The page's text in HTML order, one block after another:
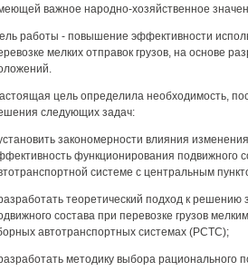
важное народно-хозяйственное
работы - повышение эффективности
мелких отправок грузов, на основе
цель определила необходимость,
следующих задач:
закономерности влияния
функционирования подвижного
системе с центральным
теоретический подход к решению
состава при перевозке грузов
автотранспортных системах (РСТС);
методику выбора рационального